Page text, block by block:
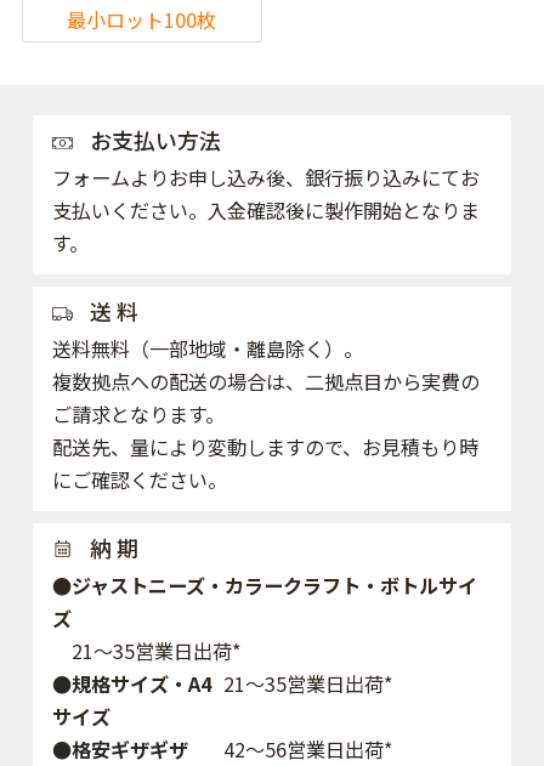
最小ロット100枚
お支払い方法
フォームよりお申し込み後、銀行振り込みにてお
支払いください。入金確認後に製作開始となりま
す。
送 料
送料無料（一部地域・離島除く）。
複数拠点への配送の場合は、二拠点目から実費の
ご請求となります。
配送先、量により変動しますので、お見積もり時
にご確認ください。
納 期
●ジャストニーズ・カラークラフト・ボトルサイ
ズ
21～35営業日出荷*
●規格サイズ・A4
サイズ
21～35営業日出荷*
●格安ギザギザ
42〜56営業日出荷*